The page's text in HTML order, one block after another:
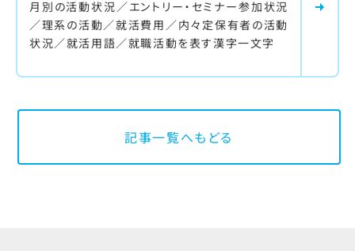
月別の活動状況／エントリー・セミナー参加状況
／理系の活動／就活費用／内々定保有者の活動
状況／就活用語／就職活動を表す漢字一文字
記事一覧へもどる